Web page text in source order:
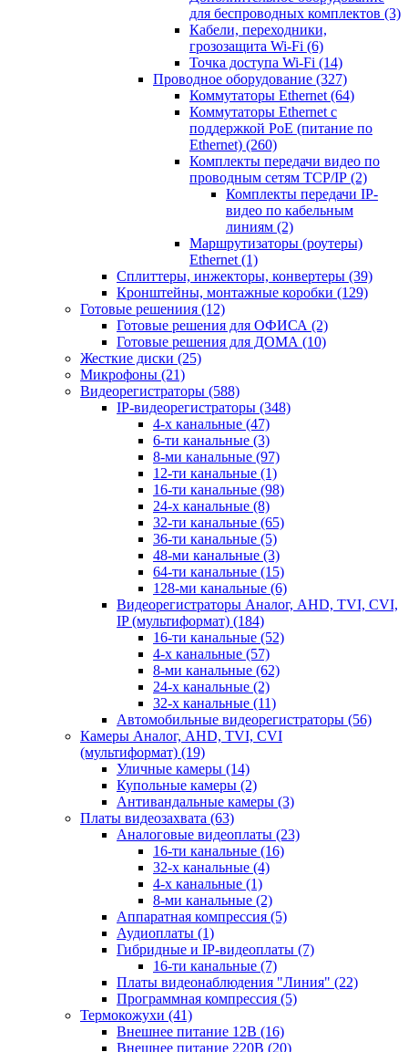
для беспроводных комплектов (3)
Кабели, переходники,
грозозащита Wi-Fi (6)
Точка доступа Wi-Fi (14)
Проводное оборудование (327)
Коммутаторы Ethernet (64)
Коммутаторы Ethernet с
поддержкой PoE (питание по
Ethernet) (260)
Комплекты передачи видео по
проводным сетям TCP/IP (2)
Комплекты передачи IP-
видео по кабельным
линиям (2)
Маршрутизаторы (роутеры)
Ethernet (1)
Сплиттеры, инжекторы, конвертеры (39)
Кронштейны, монтажные коробки (129)
Готовые решениия (12)
Готовые решения для ОФИСА (2)
Готовые решения для ДОМА (10)
Жесткие диски (25)
Микрофоны (21)
Видеорегистраторы (588)
IP-видеорегистраторы (348)
4-х канальные (47)
6-ти канальные (3)
8-ми канальные (97)
12-ти канальные (1)
16-ти канальные (98)
24-х канальные (8)
32-ти канальные (65)
36-ти канальные (5)
48-ми канальные (3)
64-ти канальные (15)
128-ми канальные (6)
Видеорегистраторы Аналог, AHD, TVI, CVI,
IP (мультиформат) (184)
16-ти канальные (52)
4-х канальные (57)
8-ми канальные (62)
24-х канальные (2)
32-х канальные (11)
Автомобильные видеорегистраторы (56)
Камеры Аналог, AHD, TVI, CVI
(мультиформат) (19)
Уличные камеры (14)
Купольные камеры (2)
Антивандальные камеры (3)
Платы видеозахвата (63)
Аналоговые видеоплаты (23)
16-ти канальные (16)
32-х канальные (4)
4-х канальные (1)
8-ми канальные (2)
Аппаратная компрессия (5)
Аудиоплаты (1)
Гибридные и IP-видеоплаты (7)
16-ти канальные (7)
Платы видеонаблюдения "Линия" (22)
Программная компрессия (5)
Термокожухи (41)
Внешнее питание 12В (16)
Внешнее питание 220В (20)